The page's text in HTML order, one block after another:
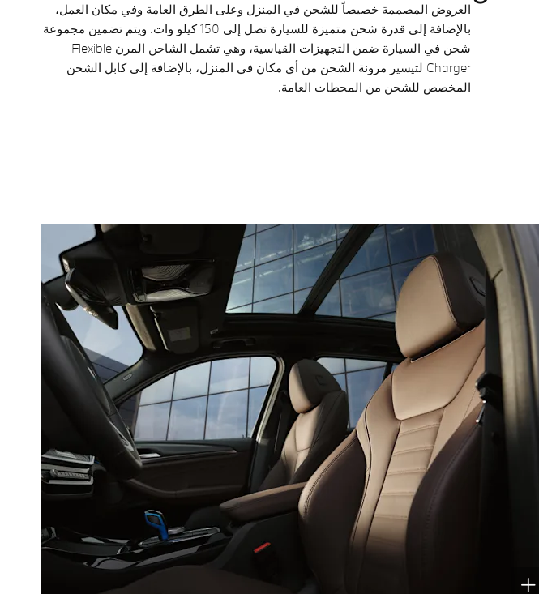
العروض المصممة خصيصاً للشحن في المنزل وعلى الطرق العامة وفي مكان العمل،
بالإضافة إلى قدرة شحن متميزة للسيارة تصل إلى 150 كيلو وات. ويتم تضمين مجموعة
شحن في السيارة ضمن التجهيزات القياسية، وهي تشمل الشاحن المرن Flexible
Charger لتيسير مرونة الشحن من أي مكان في المنزل، بالإضافة إلى كابل الشحن
المخصص للشحن من المحطات العامة.